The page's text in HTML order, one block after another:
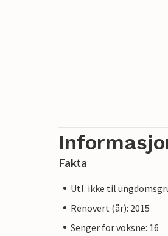
Fakta
Utl. ikke til
Renovert (år): 2015
Senger for voksne: 16